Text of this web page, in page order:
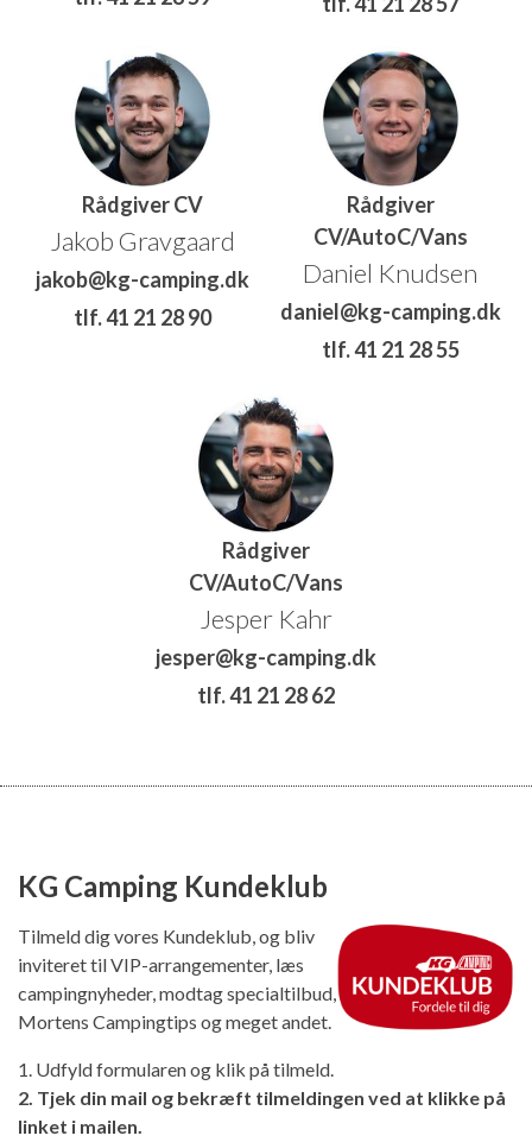
Rådgiver CV
Jakob Gravgaard
jakob@kg-camping.dk
tlf. 41 21 28 90
Rådgiver
CV/AutoC/Vans
Daniel Knudsen
daniel@kg-camping.dk
tlf. 41 21 28 55
Rådgiver
CV/AutoC/Vans
Jesper Kahr
jesper@kg-camping.dk
tlf. 41 21 28 62
KG Camping Kundeklub
Tilmeld dig vores Kundeklub, og bliv
inviteret til VIP-arrangementer, læs
campingnyheder, modtag specialtilbud,
Mortens Campingtips og meget andet.
1. Udfyld formularen og klik på tilmeld.
2. Tjek din mail og bekræft tilmeldingen ved at klikke på
linket i mailen.